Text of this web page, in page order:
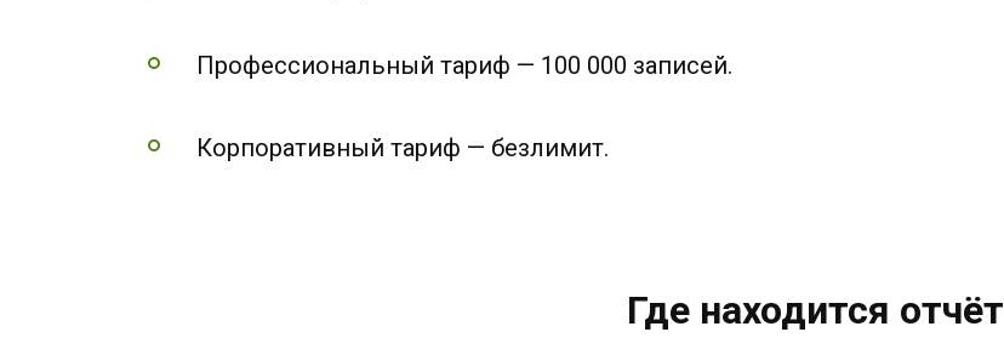
Профессиональный тариф — 100 000 записей.
Корпоративный тариф — безлимит.
Где находится отчёт